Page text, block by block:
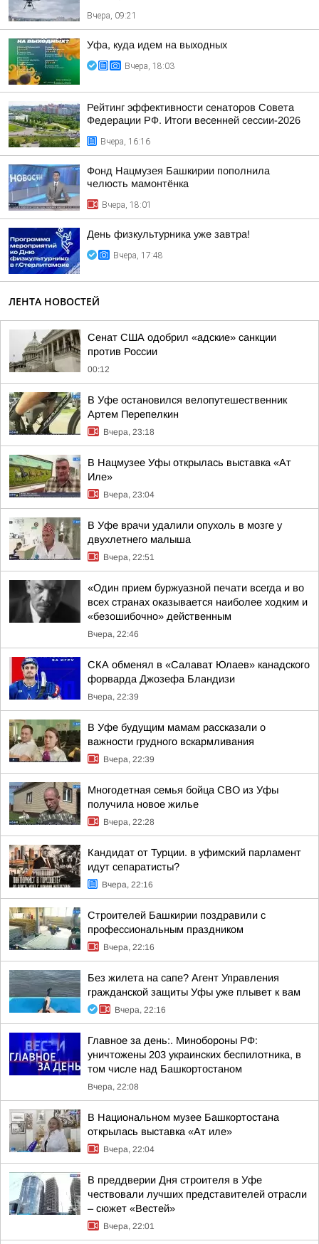
Вчера, 09:21
Уфа, куда идем на выходных
Вчера, 18:03
Рейтинг эффективности сенаторов Совета
Федерации РФ. Итоги весенней сессии-2026
Вчера, 16:16
Фонд Нацмузея Башкирии пополнила
челюсть мамонтёнка
Вчера, 18:01
День физкультурника уже завтра!
Вчера, 17:48
ЛЕНТА НОВОСТЕЙ
Сенат США одобрил «адские» санкции
против России
00:12
В Уфе остановился велопутешественник
Артем Перепелкин
Вчера, 23:18
В Нацмузее Уфы открылась выставка «Ат
Иле»
Вчера, 23:04
В Уфе врачи удалили опухоль в мозге у
двухлетнего малыша
Вчера, 22:51
«Один прием буржуазной печати всегда и во
всех странах оказывается наиболее ходким и
«безошибочно» действенным
Вчера, 22:46
СКА обменял в «Салават Юлаев» канадского
форварда Джозефа Бландизи
Вчера, 22:39
В Уфе будущим мамам рассказали о
важности грудного вскармливания
Вчера, 22:39
Многодетная семья бойца СВО из Уфы
получила новое жилье
Вчера, 22:28
Кандидат от Турции. в уфимский парламент
идут сепаратисты?
Вчера, 22:16
Строителей Башкирии поздравили с
профессиональным праздником
Вчера, 22:16
Без жилета на сапе? Агент Управления
гражданской защиты Уфы уже плывет к вам
Вчера, 22:16
Главное за день:. Минобороны РФ:
уничтожены 203 украинских беспилотника, в
том числе над Башкортостаном
Вчера, 22:08
В Национальном музее Башкортостана
открылась выставка «Ат иле»
Вчера, 22:04
В преддверии Дня строителя в Уфе
чествовали лучших представителей отрасли
– сюжет «Вестей»
Вчера, 22:01